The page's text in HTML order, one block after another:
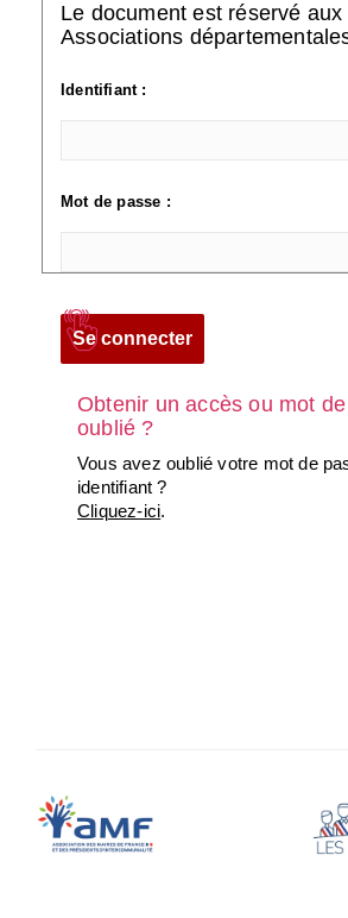
Le document est réservé
Associations
Identifiant :
Mot de passe :
Obtenir un accès ou mot
oublié ?
Vous avez oublié votre mot de
identifiant ?
Cliquez-ici.